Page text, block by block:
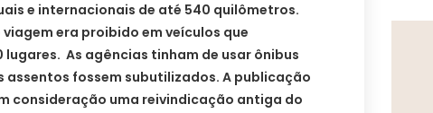
e internacionais de até 540 quilômetros.
era proibido em veículos que
lugares. As agências tinham de usar ônibus
assentos fossem subutilizados. A publicação
consideração uma reivindicação antiga do